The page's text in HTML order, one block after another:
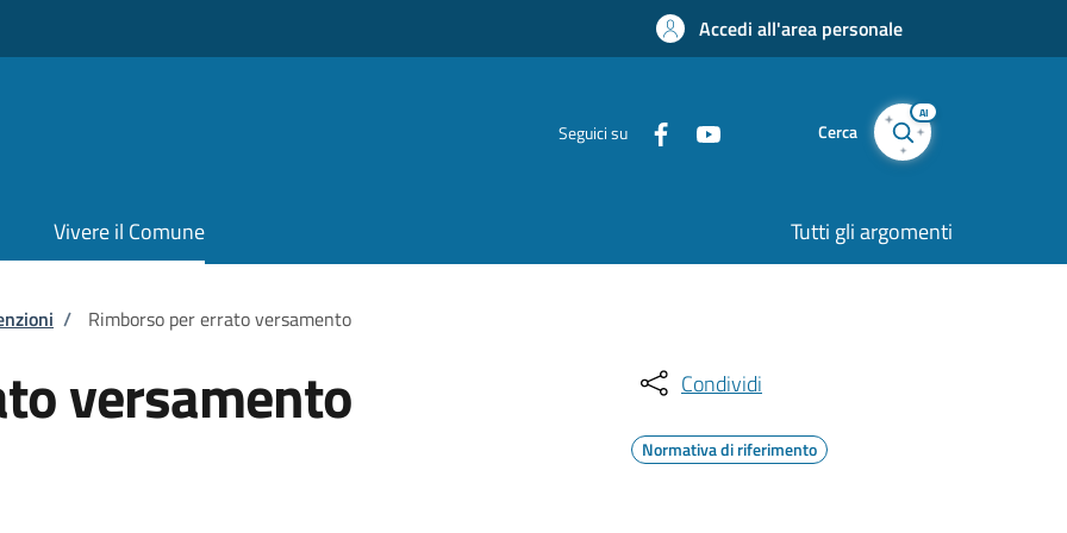
Accedi all'area personale
Seguici su Cerca
AI
Vivere il Comune Tutti gli argomenti
/ Rimborso per errato versamento
versamento Condividi
Normativa di riferimento